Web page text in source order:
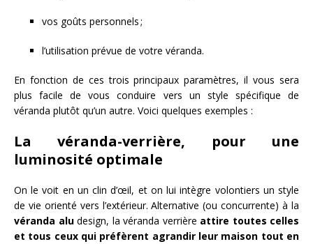
vos goûts personnels ;
l’utilisation prévue de votre véranda.
En fonction de ces trois principaux paramètres, il vous sera
plus facile de vous conduire vers un style spécifique de
véranda plutôt qu’un autre. Voici quelques exemples :
La véranda-verrière, pour une
luminosité optimale
On le voit en un clin d’œil, et on lui intègre volontiers un style
de vie orienté vers l’extérieur. Alternative (ou concurrente) à la
véranda aludesign, la véranda verrière attire toutes celles
et tous ceux qui préfèrent agrandir leur maison tout en